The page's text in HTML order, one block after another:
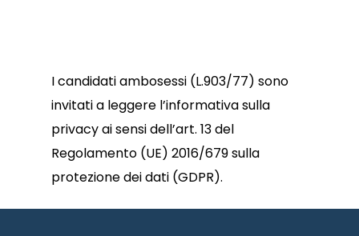
I candidati ambosessi (L.903/77) sono
invitati a leggere l’informativa sulla
privacy ai sensi dell’art. 13 del
Regolamento (UE) 2016/679 sulla
protezione dei dati (GDPR).